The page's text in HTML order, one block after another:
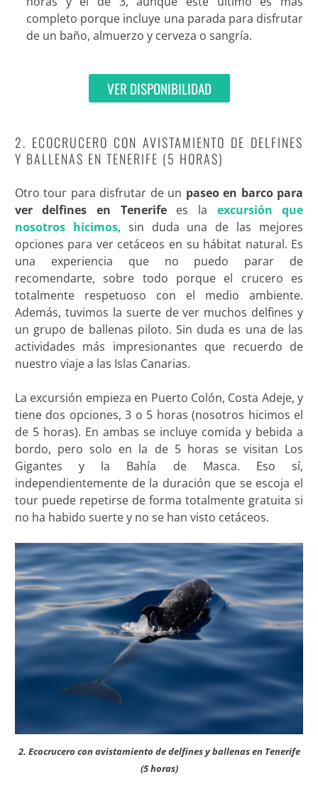
completo porque incluye una parada para disfrutar
de un baño, almuerzo y cerveza o sangría.
VER DISPONIBILIDAD
2. ECOCRUCERO CON AVISTAMIENTO DE DELFINES
Y BALLENAS EN TENERIFE (5 HORAS)
Otro tour para disfrutar de un paseo en barco para
ver delfines en Tenerifees la excursión que
nosotros hicimos, sin duda una de las mejores
opciones para ver cetáceos en su hábitat natural. Es
una experiencia que no puedo parar de
recomendarte, sobre todo porque el crucero es
totalmente respetuoso con el medio ambiente.
Además, tuvimos la suerte de ver muchos delfines y
un grupo de ballenas piloto. Sin duda es una de las
actividades más impresionantes que recuerdo de
nuestro viaje a las Islas Canarias.
La excursión empieza en Puerto Colón, Costa Adeje, y
tiene dos opciones, 3 o 5 horas (nosotros hicimos el
de 5 horas). En ambas se incluye comida y bebida a
bordo, pero solo en la de 5 horas se visitan Los
Gigantes y la Bahía de Masca. Eso sí,
independientemente de la duración que se escoja el
tour puede repetirse de forma totalmente gratuita si
no ha habido suerte y no se han visto cetáceos.
2. Ecocrucero con avistamiento de delfines y ballenas en Tenerife
(5 horas)